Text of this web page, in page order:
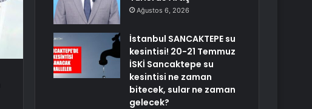
Ağustos 6, 2026
İstanbul SANCAKTEPE su
kesintisi! 20-21 Temmuz
İSKİ Sancaktepe su
kesintisi ne zaman
bitecek, sular ne zaman
gelecek?